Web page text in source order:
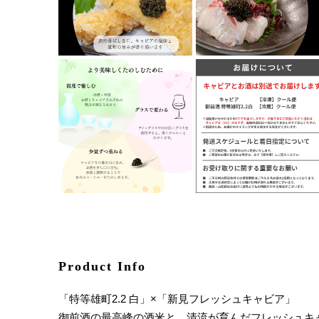
Product Info
「特等雄町2.2 白」×「新見フレッシュキャビア」